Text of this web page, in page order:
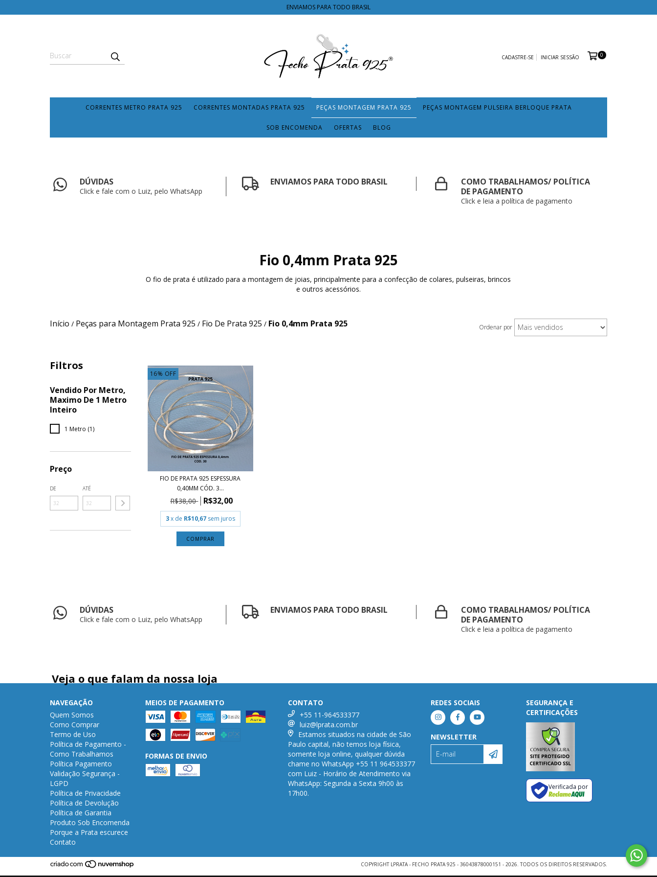
ENVIAMOS PARA TODO BRASIL
CADASTRE-SE INICIAR SESSÃO 0
CORRENTES METRO PRATA 925 CORRENTES MONTADAS PRATA 925 PEÇAS MONTAGEM PRATA 925 PEÇAS MONTAGEM PULSEIRA BERLOQUE PRATA
SOB ENCOMENDA OFERTAS BLOG
DÚVIDAS
Click e fale com o Luiz, pelo WhatsApp
ENVIAMOS PARA TODO BRASIL
COMO TRABALHAMOS/ POLÍTICA
DE PAGAMENTO
Click e leia a política de pagamento
Fio 0,4mm Prata 925
O fio de prata é utilizado para a montagem de joias, principalmente para a confecção de colares, pulseiras, brincos
e outros acessórios.
Início / Peças para Montagem Prata 925 / Fio De Prata 925 / Fio 0,4mm Prata 925 Ordenar por
Filtros
Vendido Por Metro,
Maximo De 1 Metro
Inteiro
1 Metro (1)
Preço
DE ATÉ
16% OFF
FIO DE PRATA 925 ESPESSURA
0,40MM CÓD. 3...
R$38,00 R$32,00
3x de R$10,67 sem juros
COMPRAR
DÚVIDAS
Click e fale com o Luiz, pelo WhatsApp
ENVIAMOS PARA TODO BRASIL
COMO TRABALHAMOS/ POLÍTICA
DE PAGAMENTO
Click e leia a política de pagamento
Veja o que falam da nossa loja
NAVEGAÇÃO
Quem Somos
Como Comprar
Termo de Uso
Política de Pagamento -
Como Trabalhamos
Política Pagamento
Validação Segurança -
LGPD
Política de Privacidade
Política de Devolução
Política de Garantia
Produto Sob Encomenda
Porque a Prata escurece
Contato
MEIOS DE PAGAMENTO
FORMAS DE ENVIO
CONTATO
+55 11-964533377
luiz@lprata.com.br
Estamos situados na cidade de São
Paulo capital, não temos loja física,
somente loja online, qualquer dúvida
chame no WhatsApp +55 11 964533377
com Luiz - Horário de Atendimento via
WhatsApp: Segunda a Sexta 9h00 às
17h00.
REDES SOCIAIS
NEWSLETTER
SEGURANÇA E
CERTIFICAÇÕES
Verificada por
COPYRIGHT LPRATA - FECHO PRATA 925 - 36043878000151 - 2026. TODOS OS DIREITOS RESERVADOS.